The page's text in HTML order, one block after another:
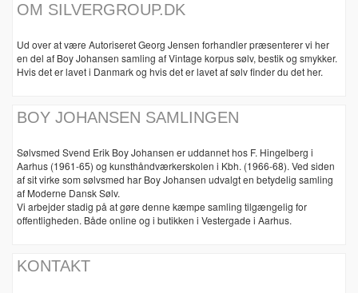
OM SILVERGROUP.DK
Ud over at være Autoriseret Georg Jensen forhandler præsenterer vi her
en del af Boy Johansen samling af Vintage korpus sølv, bestik og smykker.
Hvis det er lavet i Danmark og hvis det er lavet af sølv finder du det her.
BOY JOHANSEN SAMLINGEN
Sølvsmed Svend Erik Boy Johansen er uddannet hos F. Hingelberg i
Aarhus (1961-65) og kunsthåndværkerskolen i Kbh. (1966-68). Ved siden
af sit virke som sølvsmed har Boy Johansen udvalgt en betydelig samling
af Moderne Dansk Sølv.
Vi arbejder stadig på at gøre denne kæmpe samling tilgængelig for
offentligheden. Både online og i butikken i Vestergade i Aarhus.
KONTAKT